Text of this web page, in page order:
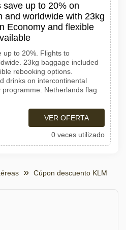
save up to 20% on
and worldwide with 23kg
Economy and flexible
up to 20%. Flights to
23kg baggage included
rebooking options.
drinks on intercontinental
Netherlands flag
VER OFERTA
0 veces utilizado
Cúpon descuento KLM